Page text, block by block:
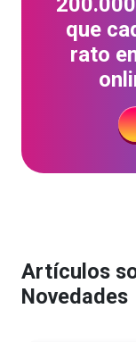
que
rato
Artículos
Novedades